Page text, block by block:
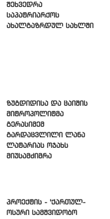
შეხვედრა
საპატრიარქოს
ახალგაზრდულ სახლში
ზუგდიდისა და ცაიშის
მიტროპოლიტმა
გერასიმემ
გარდაცვლილი ლანა
ლატარიას ოჯახს
მიუსამძიმრა
პროექტის - 'ქართულ-
ოსური სამშვიდობო